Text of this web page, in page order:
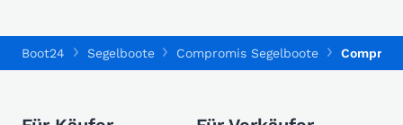
Boot24 Segelboote Compromis Segelboote